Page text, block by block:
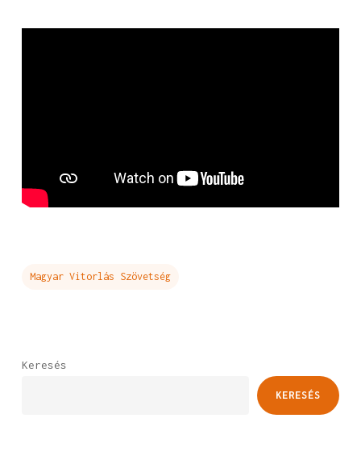
Magyar Vitorlás Szövetség
Keresés
KERESÉS